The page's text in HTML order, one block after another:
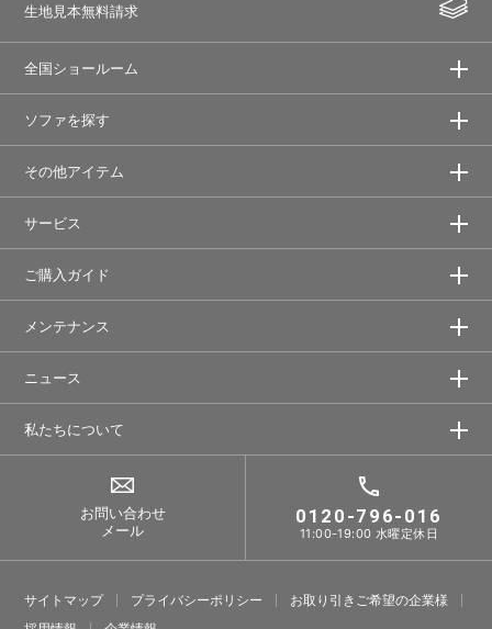
生地見本無料請求
全国ショールーム
ソファを探す
その他アイテム
サービス
ご購入ガイド
メンテナンス
ニュース
私たちについて
お問い合わせ
メール
0120-796-016
11:00-19:00 水曜定休日
サイトマップ プライバシーポリシー
お取り引きご希望の企業様